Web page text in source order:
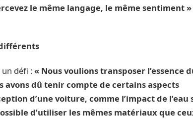
le même langage, le même sentiment »
un défi :« Nous voulions transposer l’essence
avons dû tenir compte de certains aspects
d’une voiture, comme l’impact de l’eau
d’utiliser les mêmes matériaux que